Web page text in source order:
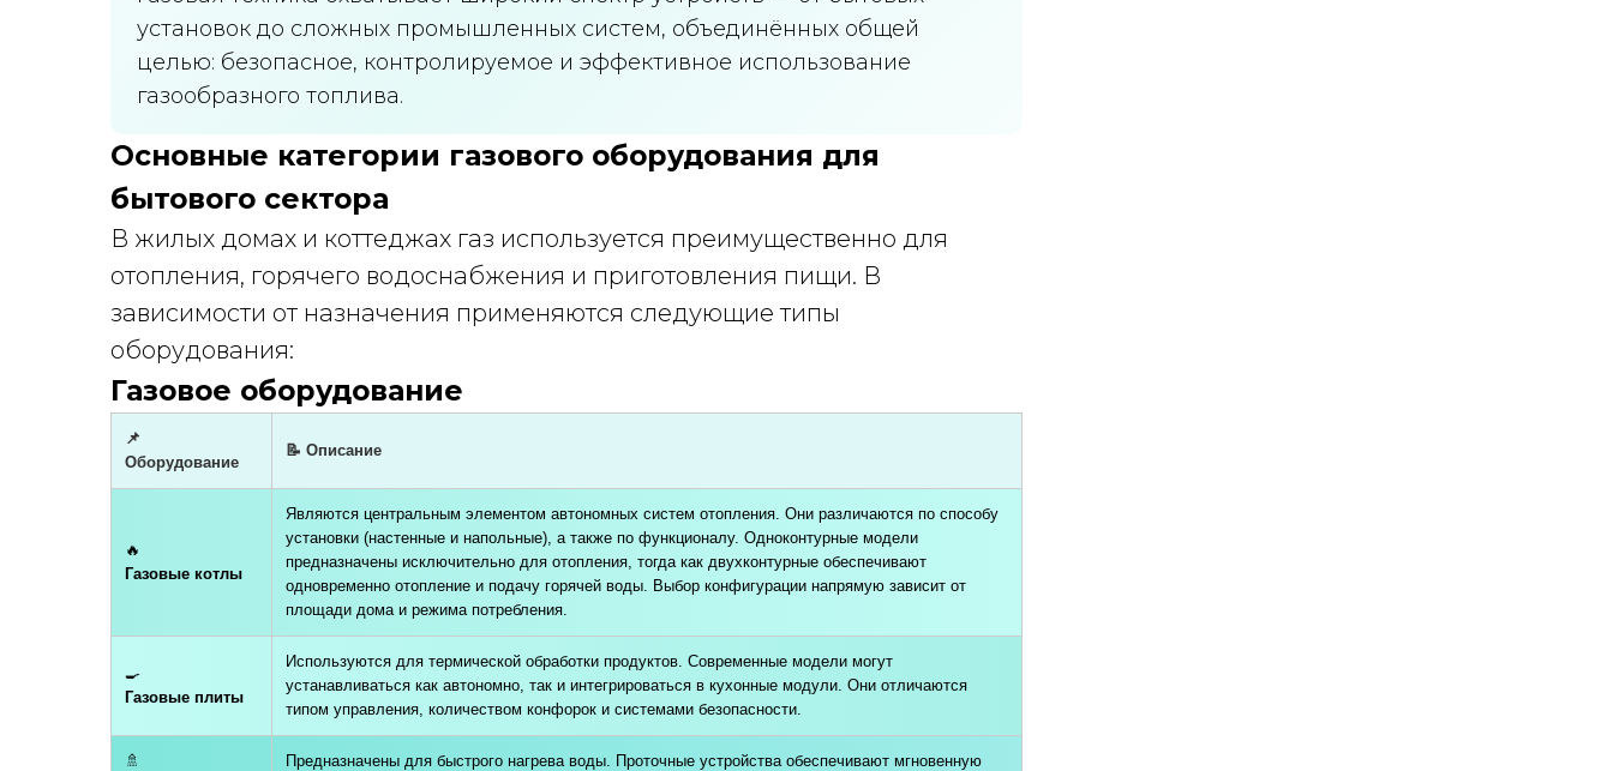
установок до сложных промышленных систем, объединённых общей
целью: безопасное, контролируемое и эффективное использование
газообразного топлива.
Основные категории газового оборудования для
бытового сектора
В жилых домах и коттеджах газ используется преимущественно для
отопления, горячего водоснабжения и приготовления пищи. В
зависимости от назначения применяются следующие типы
оборудования:
Газовое оборудование
📌
Оборудование
📝 Описание
🔥
Газовые котлы
Являются центральным элементом автономных систем отопления. Они различаются по способу
установки (настенные и напольные), а также по функционалу. Одноконтурные модели
предназначены исключительно для отопления, тогда как двухконтурные обеспечивают
одновременно отопление и подачу горячей воды. Выбор конфигурации напрямую зависит от
площади дома и режима потребления.
🍳
Газовые плиты
Используются для термической обработки продуктов. Современные модели могут
устанавливаться как автономно, так и интегрироваться в кухонные модули. Они отличаются
типом управления, количеством конфорок и системами безопасности.
🚿
Предназначены для быстрого нагрева воды. Проточные устройства обеспечивают мгновенную